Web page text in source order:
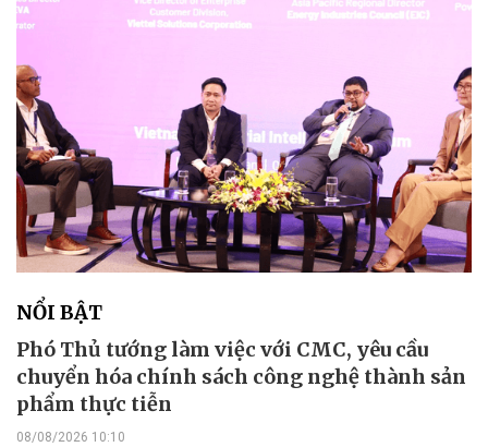
NỔI BẬT
Phó Thủ tướng làm việc với CMC, yêu cầu
chuyển hóa chính sách công nghệ thành sản
phẩm thực tiễn
08/08/2026 10:10